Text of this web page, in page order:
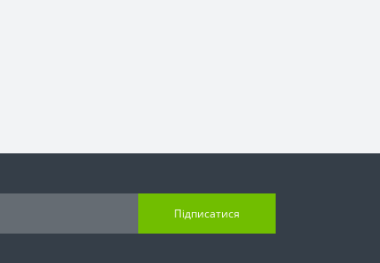
Підписатися